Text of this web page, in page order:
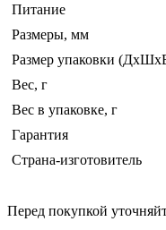
Питание
Размеры, мм
Размер упаковки
Вес, г
Вес в упаковке, г
Гарантия
Страна-изготовитель
Перед покупкой